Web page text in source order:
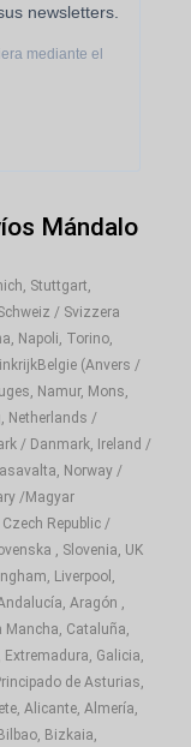
newsletters.
mediante el
Mándalo
Stuttgart,
/ Svizzera
Napoli, Torino,
(Anvers /
Namur, Mons,
Netherlands /
/ Danmark, Ireland /
Norway /
/Magyar
Republic /
, Slovenia, UK
Liverpool,
Aragón ,
Cataluña,
Galicia,
de Asturias,
Alicante, Almería,
Bizkaia,